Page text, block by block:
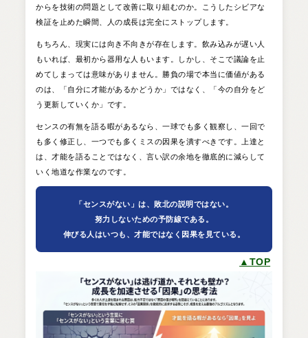
からを技術の問題として改善に取り組むのか。こうしたシビアな
検証を止めた瞬間、人の成長は完全にストップします。
もちろん、現実には向き不向きが存在します。飲み込みが遅い人
もいれば、最初から器用な人もいます。しかし、そこで議論を止
めてしまっては意味がありません。勝負の場で本当に価値がある
のは、「自分に才能があるかどうか」ではなく、「今の自分をど
う更新していくか」です。
センスの有無を語る暇があるなら、一球でも多く観察し、一回で
も多く修正し、一つでも多くミスの因果を潰すべきです。上達と
は、才能を語ることではなく、言い訳の余地を徹底的に減らして
いく地道な作業なのです。
「センスがない」は、敗北の説明ではない。
努力しないための予防線である。
伸びる人はいつも、才能ではなく因果を見ている。
▲TOP